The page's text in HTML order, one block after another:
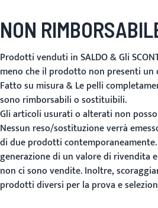
NON
Prodotti venduti in SALDO & Gli
meno che il prodotto non presenti
Fatto su misura & Le pelli
sono rimborsabili o sostituibili.
Gli articoli usurati o alterati non
Nessun reso/sostituzione verrà
di due prodotti
generazione di un valore di rivendita
non ci sono vendite. Inoltre,
prodotti diversi per la prova e